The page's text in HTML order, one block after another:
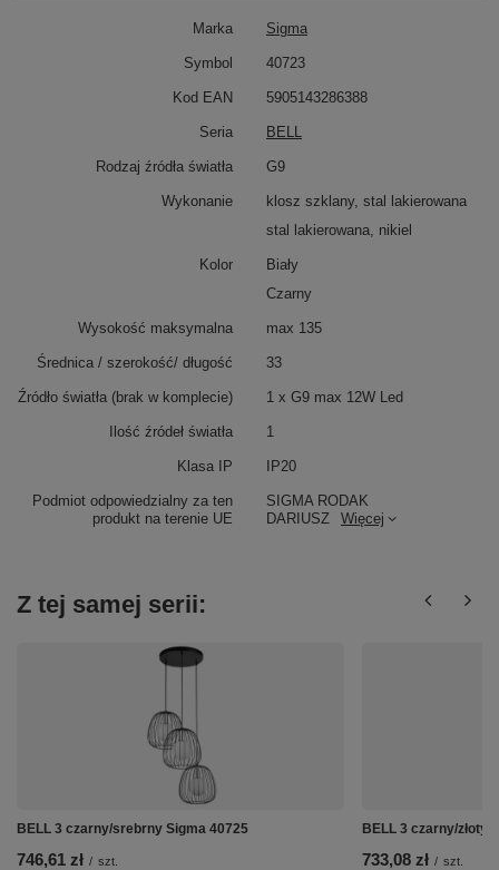
Marka Sigma
Podmiot odpowiedzialny za ten
produkt na terenie UE
SIGMA RODAK
DARIUSZ
Więcej
Symbol 40723
Kod EAN 5905143286388
Seria BELL
Rodzaj źródła światła G9
Wykonanie
klosz szklany, stal lakierowana
stal lakierowana, nikiel
Kolor
Biały
Czarny
Wysokość maksymalna max 135
Średnica / szerokość/ długość 33
Źródło światła (brak w komplecie) 1 x G9 max 12W Led
Ilość źródeł światła 1
Klasa IP IP20
Z tej samej serii:
BELL 3 czarny/srebrny Sigma 40725
746,61 zł / szt.
BELL 3 czarny/złoty
733,08 zł / szt.